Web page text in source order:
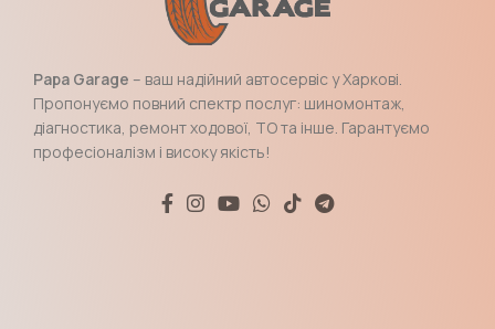
Papa Garage – ваш надійний автосервіс у Харкові.
Пропонуємо повний спектр послуг: шиномонтаж,
діагностика, ремонт ходової, ТО та інше. Гарантуємо
професіоналізм і високу якість!